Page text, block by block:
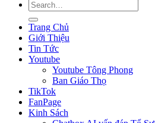
Trang Chủ
Giới Thiệu
Tin Tức
Youtube
Youtube Tông Phong
Ban Giáo Thọ
TikTok
FanPage
Kinh Sách